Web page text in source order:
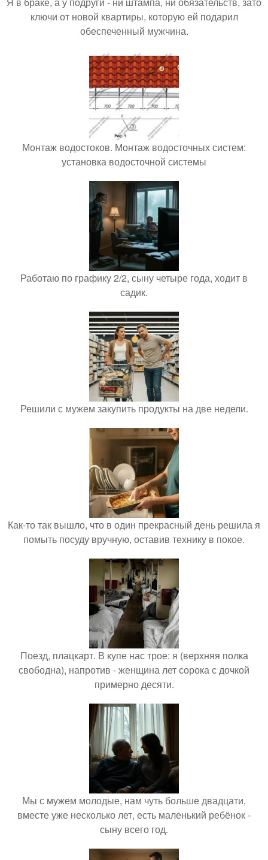
ключи от новой квартиры, которую ей подарил
обеспеченный мужчина.
Монтаж водостоков. Монтаж водосточных систем:
установка водосточной системы
Работаю по графику 2/2, сыну четыре года, ходит в
садик.
Решили с мужем закупить продукты на две недели.
Как-то так вышло, что в один прекрасный день решила я
помыть посуду вручную, оставив технику в покое.
Поезд, плацкарт. В купе нас трое: я (верхняя полка
свободна), напротив - женщина лет сорока с дочкой
примерно десяти.
Мы с мужем молодые, нам чуть больше двадцати,
вместе уже несколько лет, есть маленький ребёнок -
сыну всего год.